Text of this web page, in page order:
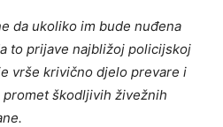
da ukoliko im bude nuđena
to prijave najbližoj policijskoj
vrše krivično djelo prevare i
škodljivih živežnih